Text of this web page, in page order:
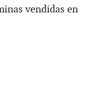
vendidas en